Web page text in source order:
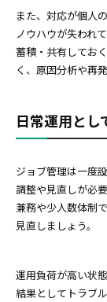
また、対応が個人
ノウハウが失われ
蓄積・共有してお
く、原因分析や再
日常運用とし
ジョブ管理は一度
調整や見直しが必
兼務や少人数体制
見直しましょう。
運用負荷が高い状
結果としてトラブ